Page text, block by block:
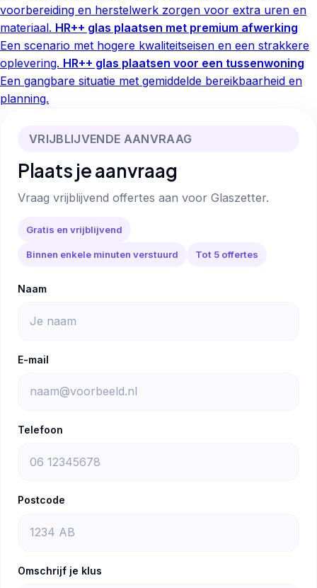
voorbereiding en herstelwerk zorgen voor extra uren en
materiaal. HR++ glas plaatsen met premium afwerking
Een scenario met hogere kwaliteitseisen en een strakkere
oplevering. HR++ glas plaatsen voor een tussenwoning
Een gangbare situatie met gemiddelde bereikbaarheid en
planning.
VRIJBLIJVENDE AANVRAAG
Plaats je aanvraag
Vraag vrijblijvend offertes aan voor Glaszetter.
Gratis en vrijblijvend
Binnen enkele minuten verstuurd Tot 5 offertes
Naam
E-mail
Telefoon
Postcode
Omschrijf je klus